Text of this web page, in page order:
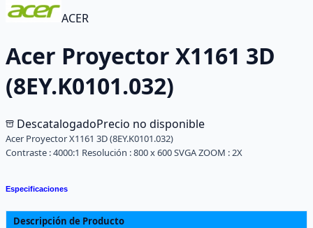
ACER
Acer Proyector X1161 3D
(8EY.K0101.032)
DescatalogadoPrecio no disponible
Acer Proyector X1161 3D (8EY.K0101.032)
Contraste :4000:1 Resolución :800 x 600 SVGAZOOM :2X
Especificaciones
Descripción de Producto